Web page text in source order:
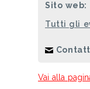
Sito web:
Tutti gli
Vai alla